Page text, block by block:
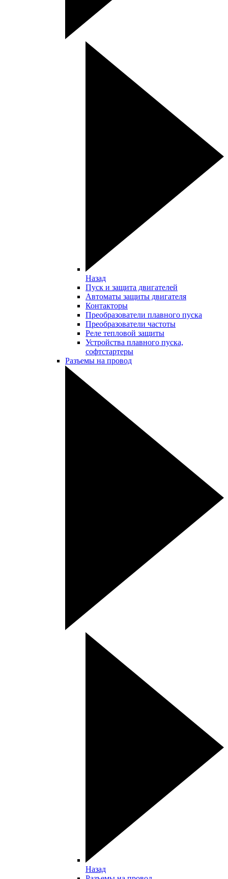
Назад
Пуск и защита двигателей
Автоматы защиты двигателя
Контакторы
Преобразователи плавного пуска
Преобразователи частоты
Реле тепловой защиты
Устройства плавного пуска,
софтстартеры
Разъемы на провод
Назад